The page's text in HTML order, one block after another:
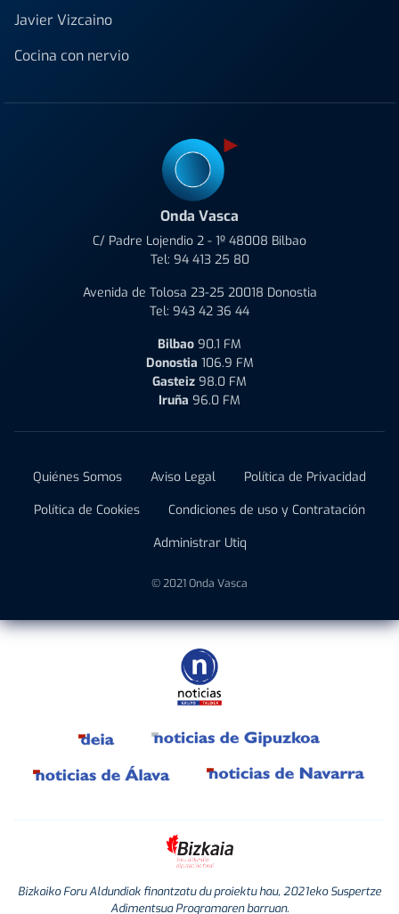
Javier Vizcaino
Cocina con nervio
Onda Vasca
C/ Padre Lojendio 2 - 1º 48008 Bilbao
Tel: 94 413 25 80
Avenida de Tolosa 23-25 20018 Donostia
Tel: 943 42 36 44
Bilbao 90.1 FM
Donostia 106.9 FM
Gasteiz 98.0 FM
Iruña 96.0 FM
Quiénes Somos Aviso Legal
Política de Privacidad
Política de Cookies
Condiciones de uso y Contratación
Administrar Utiq
© 2021 Onda Vasca
Bizkaiko Foru Aldundiak finantzatu du proiektu hau, 2021eko Suspertze
Adimentsua Programaren barruan.